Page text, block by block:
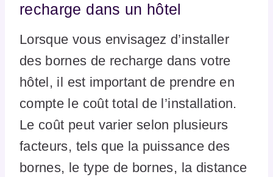
recharge dans un hôtel
Lorsque vous envisagez d’installer
des bornes de recharge dans votre
hôtel, il est important de prendre en
compte le coût total de l’installation.
Le coût peut varier selon plusieurs
facteurs, tels que la puissance des
bornes, le type de bornes, la distance